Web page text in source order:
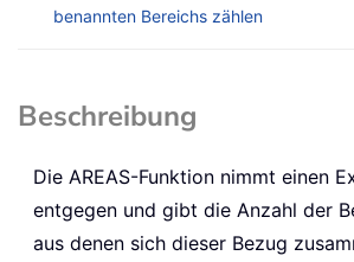
benannten Bereichs zählen
Beschreibung
Die AREAS-Funktion nimmt einen
entgegen und gibt die Anzahl der
aus denen sich dieser Bezug